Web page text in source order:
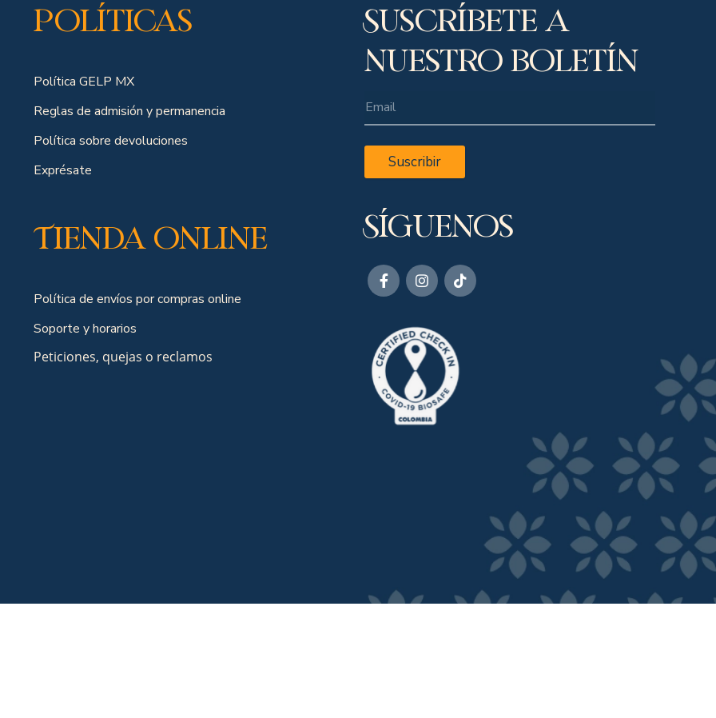
Políticas
Política GELP MX
Reglas de admisión y permanencia
Política sobre devoluciones
Exprésate
Tienda online
Política de envíos por compras online
Soporte y horarios
Peticiones, quejas o reclamos
Suscríbete a
nuestro boletín
Suscribir
Síguenos